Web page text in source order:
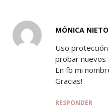
MÓNICA NIETO
Uso
probar nuevos
En fb mi
Gracias!
RESPONDER